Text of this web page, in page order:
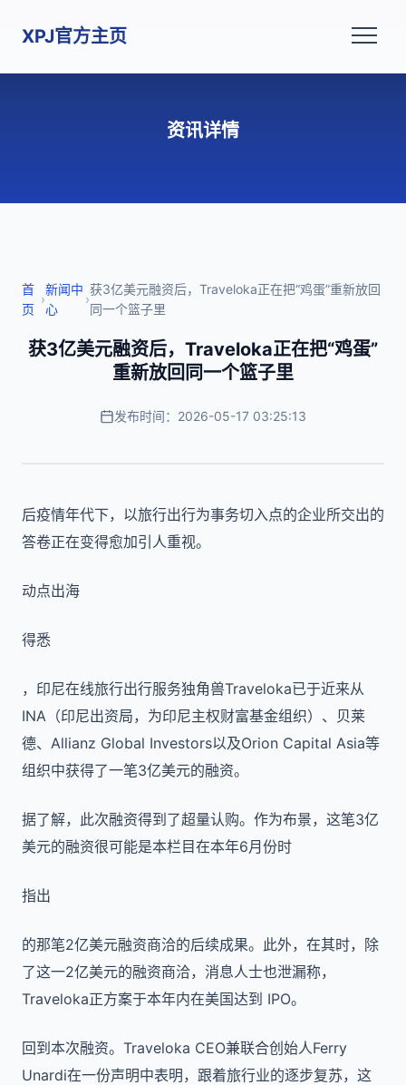
XPJ官方主页
资讯详情
首
页
›
新闻中
心
›
获3亿美元融资后，Traveloka正在把“鸡蛋”重新放回
同一个篮子里
获3亿美元融资后，Traveloka正在把“鸡蛋”
重新放回同一个篮子里
发布时间：2026-05-17 03:25:13
后疫情年代下，以旅行出行为事务切入点的企业所交出的
答卷正在变得愈加引人重视。
动点出海
得悉
，印尼在线旅行出行服务独角兽Traveloka已于近来从
INA（印尼出资局，为印尼主权财富基金组织）、贝莱
德、Allianz Global Investors以及Orion Capital Asia等
组织中获得了一笔3亿美元的融资。
据了解，此次融资得到了超量认购。作为布景，这笔3亿
美元的融资很可能是本栏目在本年6月份时
指出
的那笔2亿美元融资商洽的后续成果。此外，在其时，除
了这一2亿美元的融资商洽，消息人士也泄漏称，
Traveloka正方案于本年内在美国达到 IPO。
回到本次融资。Traveloka CEO兼联合创始人Ferry
Unardi在一份声明中表明，跟着旅行业的逐步复苏，这